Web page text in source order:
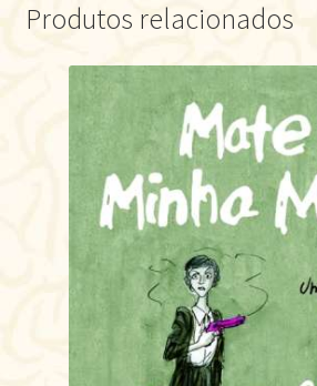
Produtos relacionados